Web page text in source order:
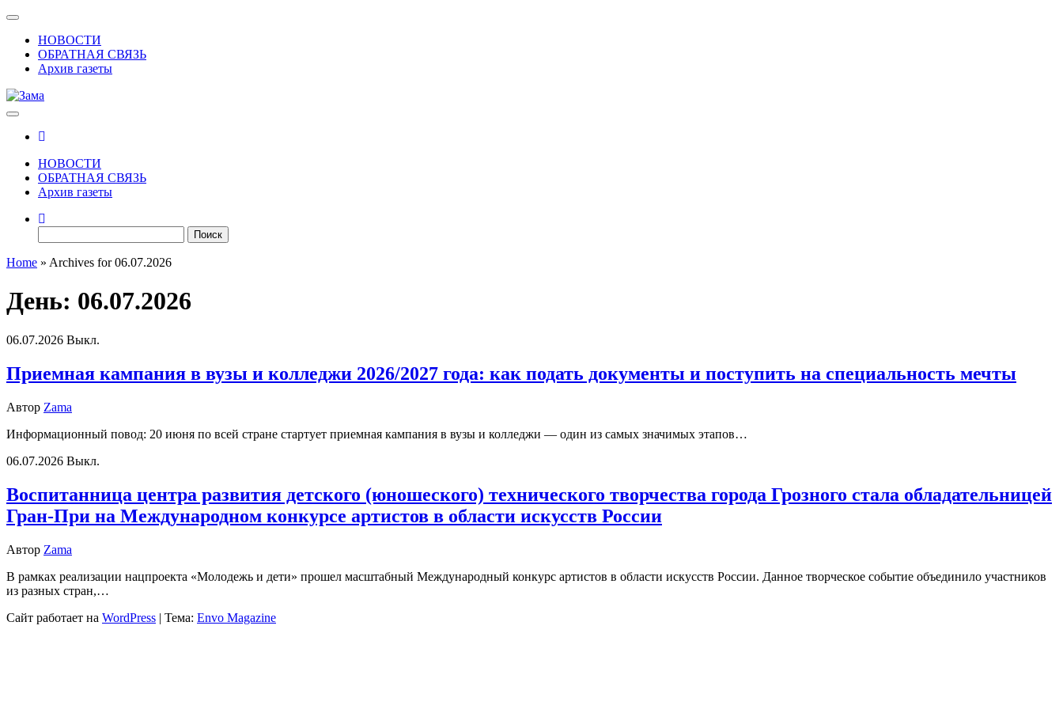
Skip
content
Показать/
Скрыть
навигацию
НОВОСТИ
ОБРАТНАЯ СВЯЗЬ
Архив газеты
НОВОСТИ
ОБРАТНАЯ СВЯЗЬ
Архив газеты
Home » Archives for 06.07.2026
День: 06.07.2026
06.07.2026 Выкл.
Приемная кампания в вузы и колледжи 2026/2027 года: как подать документы и поступить на специальность мечты
Автор Zama
Информационный повод: 20 июня по всей стране стартует приемная кампания в вузы и колледжи — один из самых значимых этапов…
06.07.2026 Выкл.
Воспитанница центра развития детского (юношеского) технического творчества города Грозного стала обладательницей
Гран-При на Международном конкурсе артистов в области искусств России
Автор Zama
В рамках реализации нацпроекта «Молодежь и дети» прошел масштабный Международный конкурс артистов в области искусств России. Данное творческое событие объединило участников
из разных стран,…
Сайт работает на WordPress | Тема: Envo Magazine